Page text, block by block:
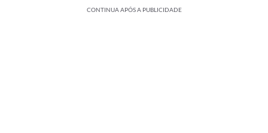
CONTINUA APÓS A PUBLICIDADE